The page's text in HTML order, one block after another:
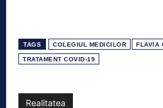
TAGS COLEGIUL MEDICILOR FLAVIA
TRATAMENT COVID-19
Realitatea